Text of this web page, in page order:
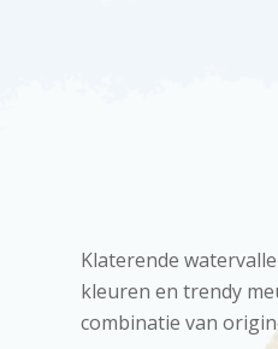
Klaterende
kleuren en trendy
combinatie van